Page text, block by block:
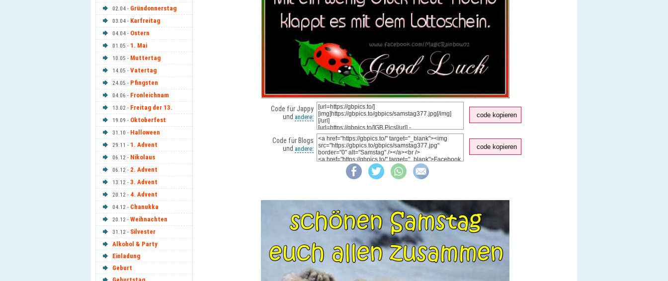
02.04 - Gründonnerstag
03.04 - Karfreitag
04.04 - Ostern
01.05 - 1. Mai
10.05 - Muttertag
14.05 - Vatertag
24.05 - Pfingsten
04.06 - Fronleichnam
13.02 - Freitag der 13.
19.09 - Oktoberfest
31.10 - Halloween
29.11 - 1. Advent
06.12 - Nikolaus
06.12 - 2. Advent
13.12 - 3. Advent
20.12 - 4. Advent
04.12 - Chanukka
20.12 - Weihnachten
31.12 - Silvester
Alkohol & Party
Einladung
Geburt
Code für Jappy
und andere: code kopieren
Code für Blogs
und andere: code kopieren